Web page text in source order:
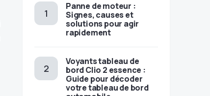
Panne de moteur :
Signes, causes et
solutions pour agir
rapidement
Voyants tableau de
bord Clio 2 essence :
Guide pour décoder
votre tableau de bord